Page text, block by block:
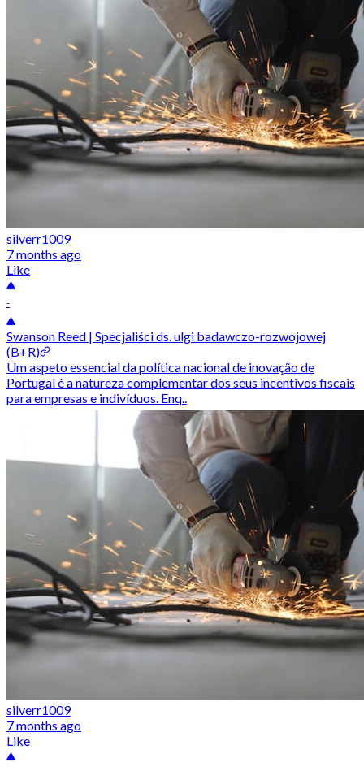
silverr1009
7 months ago
Like
-
Swanson Reed | Specjaliści ds. ulgi badawczo-rozwojowej
(B+R)
Um aspeto essencial da política nacional de inovação de
Portugal é a natureza complementar dos seus incentivos fiscais
para empresas e indivíduos. Enq..
silverr1009
7 months ago
Like